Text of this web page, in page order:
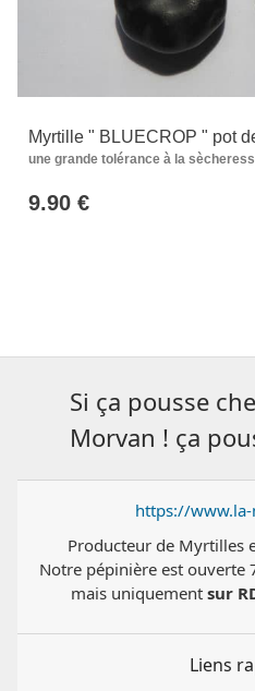
Myrtille " BLUECROP " pot
une grande tolérance à la
9.90 €
Si ça pousse
Morvan ! ça
https://
Producteur de Myrtilles
Notre pépinière est ouverte
mais uniquement sur
Liens